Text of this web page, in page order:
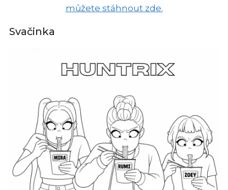
můžete stáhnout zde.
Svačinka